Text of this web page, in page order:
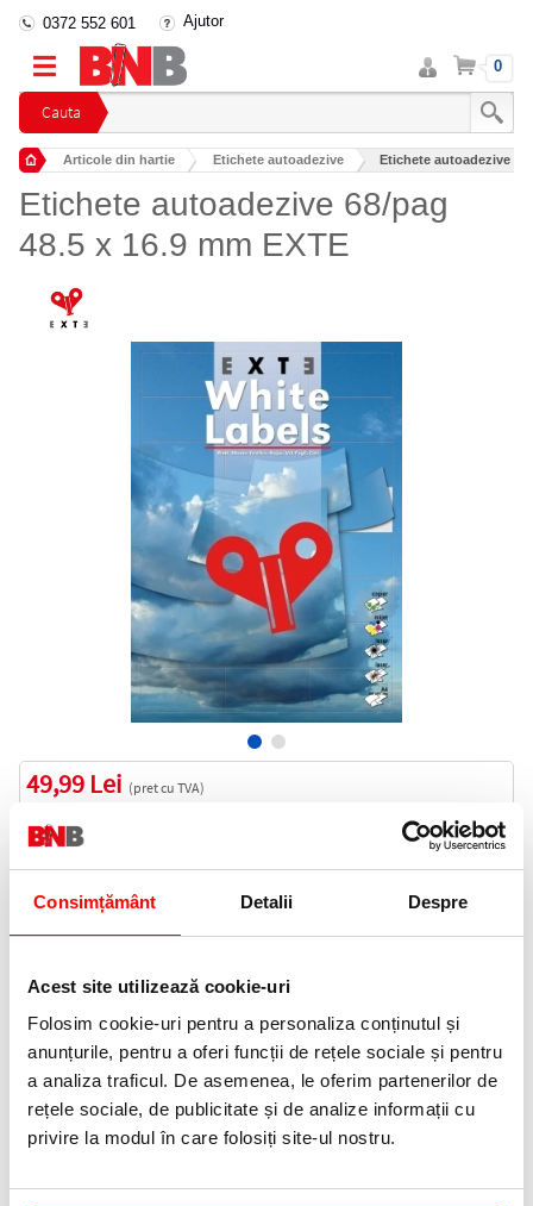
Consimțământ Detalii Despre
Acest site utilizează cookie-uri
Folosim cookie-uri pentru a personaliza conținutul și
anunțurile, pentru a oferi funcții de rețele sociale și pentru
a analiza traficul. De asemenea, le oferim partenerilor de
rețele sociale, de publicitate și de analize informații cu
privire la modul în care folosiți site-ul nostru.
Cauta
0372 552 601 Ajutor
Intra
in
cont
Cos 0
Articole din hartie Etichete autoadezive Etichete autoadezive
Etichete autoadezive 68/pag
48.5 x 16.9 mm EXTE
49,99 Lei (pret cu TVA)
50 puncte de fidelitate
Informatii livrare
Telefon:
0372 552 601